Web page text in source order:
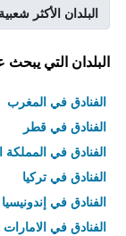
البلدان الأكثر شعبية
البلدان التي يبحث
الفنادق في المغرب
الفنادق في قطر
الفنادق في المملكة
الفنادق في تركيا
الفنادق في إندونيسيا
الفنادق في الامارات